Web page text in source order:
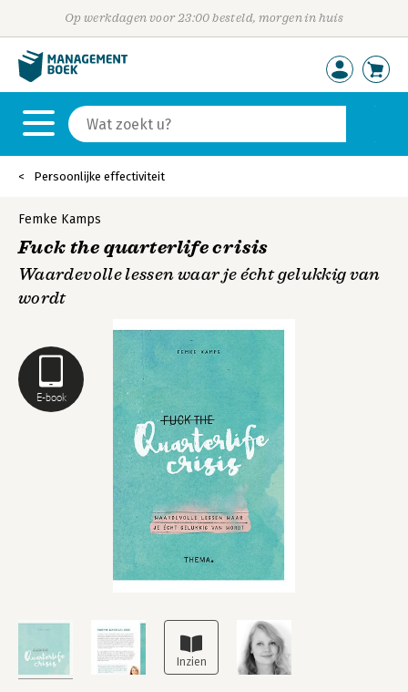
Op werkdagen voor 23:00 besteld, morgen in huis
Persoonlijke effectiviteit
E-book
Femke Kamps
Fuck the quarterlife crisis
Waardevolle lessen waar je écht gelukkig van
wordt